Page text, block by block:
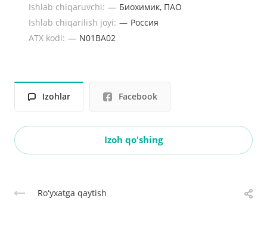
Ishlab chiqaruvchi: — Биохимик, ПАО
Ishlab chiqarilish joyi: — Россия
ATX kodi: — N01BA02
Izohlar Facebook
Izoh qo'shing
Roʻyxatga qaytish